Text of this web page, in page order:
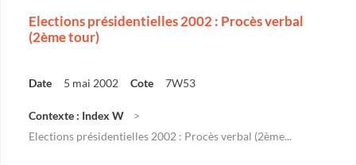
Elections présidentielles 2002 : Procès verbal
(2ème tour)
Date 5 mai 2002 Cote 7W53
Contexte : Index W
Elections présidentielles 2002 : Procès verbal (2ème...